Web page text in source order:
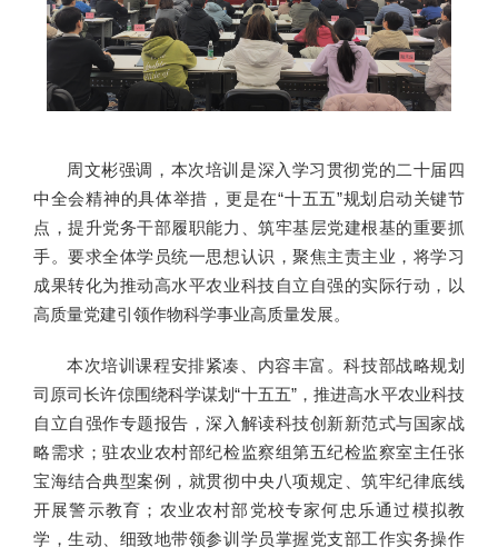
周文彬强调，本次培训是深入学习贯彻党的二十届四
中全会精神的具体举措，更是在“十五五”规划启动关键节
点，提升党务干部履职能力、筑牢基层党建根基的重要抓
手。要求全体学员统一思想认识，聚焦主责主业，将学习
成果转化为推动高水平农业科技自立自强的实际行动，以
高质量党建引领作物科学事业高质量发展。
本次培训课程安排紧凑、内容丰富。科技部战略规划
司原司长许倞围绕科学谋划“十五五”，推进高水平农业科技
自立自强作专题报告，深入解读科技创新新范式与国家战
略需求；驻农业农村部纪检监察组第五纪检监察室主任张
宝海结合典型案例，就贯彻中央八项规定、筑牢纪律底线
开展警示教育；农业农村部党校专家何忠乐通过模拟教
学，生动、细致地带领参训学员掌握党支部工作实务操作